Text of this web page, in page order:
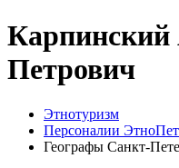
Карпинский
Петрович
Этнотуризм
Персоналии
Географы Санкт-